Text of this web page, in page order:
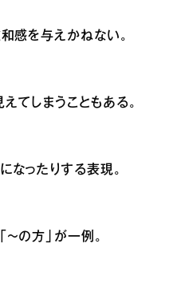
感を与えかねない。
てしまうこともある。
ったりする表現。
の方」が一例。